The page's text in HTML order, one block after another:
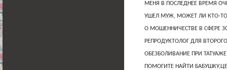
МЕНЯ В ПОСЛЕДНЕЕ ВРЕМЯ
УШЕЛ МУЖ, МОЖЕТ ЛИ КТО-ТО
О МОШЕННИЧЕСТВЕ В СФЕРЕ
РЕПРОДУКТОЛОГ ДЛЯ
ОБЕЗБОЛИВАНИЕ ПРИ
ПОМОГИТЕ НАЙТИ